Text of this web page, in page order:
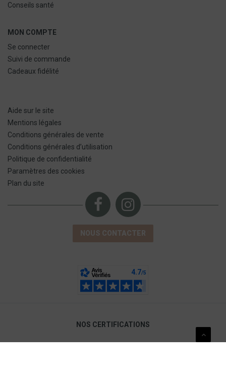
Conseils santé
MON COMPTE
Se connecter
Suivi de commande
Cadeaux fidélité
Aide sur le site
Mentions légales
Conditions générales de vente
Conditions générales d’utilisation
Politique de confidentialité
Paramètres des cookies
Plan du site
NOUS CONTACTER
NOS CERTIFICATIONS